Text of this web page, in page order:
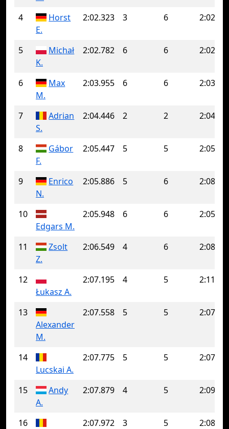
4
Horst
E.
2:02.323 3 6
5
Michał
K.
2:02.782 6 6
6
Max
M.
2:03.955 6 6
7
Adrian
S.
2:04.446 2 2
8
Gábor
F.
2:05.447 5 5
9
Enrico
N.
2:05.886 5 6
10
Edgars M.
2:05.948 6 6
11
Zsolt
Z.
2:06.549 4 6
12
Łukasz A.
2:07.195 4 5
13
Alexander
M.
2:07.558 5 5
14
Lucskai A.
2:07.775 5 5
15
Andy
A.
2:07.879 4 5
16
2:07.972 3 5